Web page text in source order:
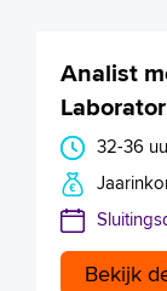
Analist
32-36
Bekijk